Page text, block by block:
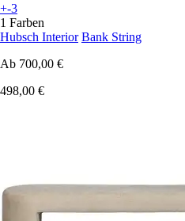
+-3
1 Farben
Hubsch Interior Bank String
Ab 700,00 €
498,00 €